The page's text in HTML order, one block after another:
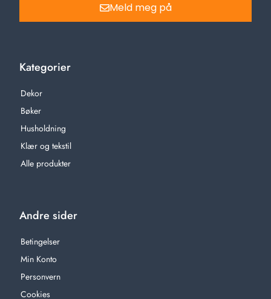
Meld meg på
Kategorier
Dekor
Bøker
Husholdning
Klær og tekstil
Alle produkter
Andre sider
Betingelser
Min Konto
Personvern
Cookies